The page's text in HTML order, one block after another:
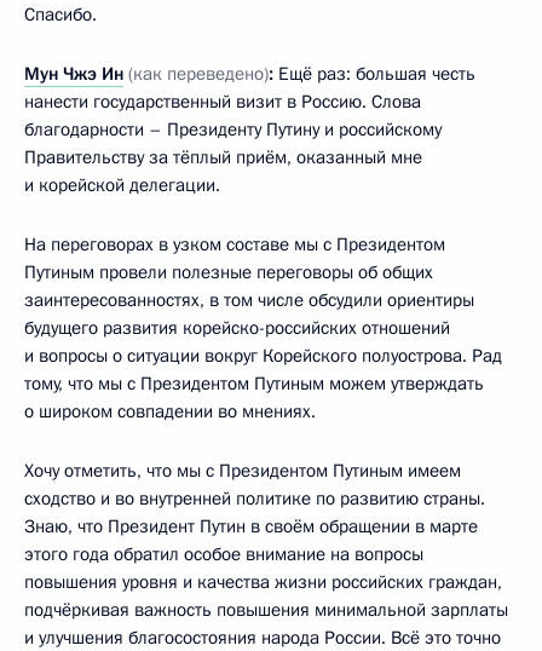
Спасибо.
Мун Чжэ Ин (как переведено): Ещё раз: большая честь
нанести государственный визит в Россию. Слова
благодарности – Президенту Путину и российскому
Правительству за тёплый приём, оказанный мне
и корейской делегации.
На переговорах в узком составе мы с Президентом
Путиным провели полезные переговоры об общих
заинтересованностях, в том числе обсудили ориентиры
будущего развития корейско-российских отношений
и вопросы о ситуации вокруг Корейского полуострова. Рад
тому, что мы с Президентом Путиным можем утверждать
о широком совпадении во мнениях.
Хочу отметить, что мы с Президентом Путиным имеем
сходство и во внутренней политике по развитию страны.
Знаю, что Президент Путин в своём обращении в марте
этого года обратил особое внимание на вопросы
повышения уровня и качества жизни российских граждан,
подчёркивая важность повышения минимальной зарплаты
и улучшения благосостояния народа России. Всё это точно